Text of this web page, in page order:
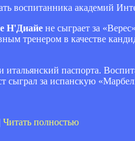
Н'Диайе не сыграет за
тренером в качестве
итальянский паспорта.
сыграл за испанскую
Читать полностью